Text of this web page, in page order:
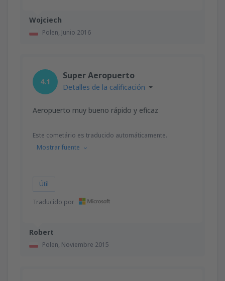
Wojciech
Polen, Junio 2016
Robert
Polen, Noviembre 2015
4.1
Super Aeropuerto
Detalles de la calificación
Aeropuerto muy bueno rápido y eficaz
Este cometário es traducido automáticamente.
Mostrar fuente
Útil
Traducido por